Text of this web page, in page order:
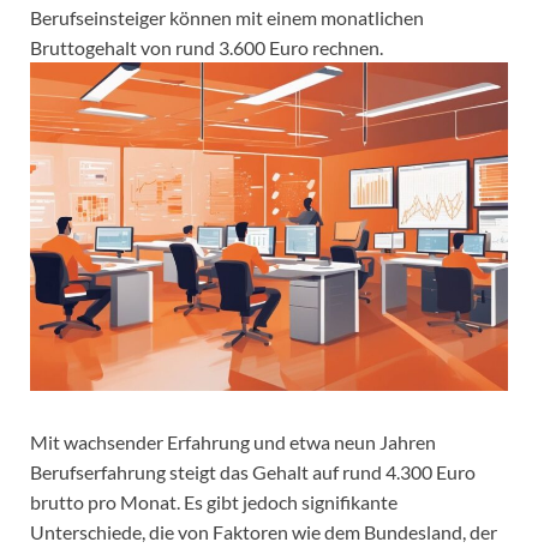
Berufseinsteiger können mit einem monatlichen
Bruttogehalt von rund 3.600 Euro rechnen.
Mit wachsender Erfahrung und etwa neun Jahren
Berufserfahrung steigt das Gehalt auf rund 4.300 Euro
brutto pro Monat. Es gibt jedoch signifikante
Unterschiede, die von Faktoren wie dem Bundesland, der